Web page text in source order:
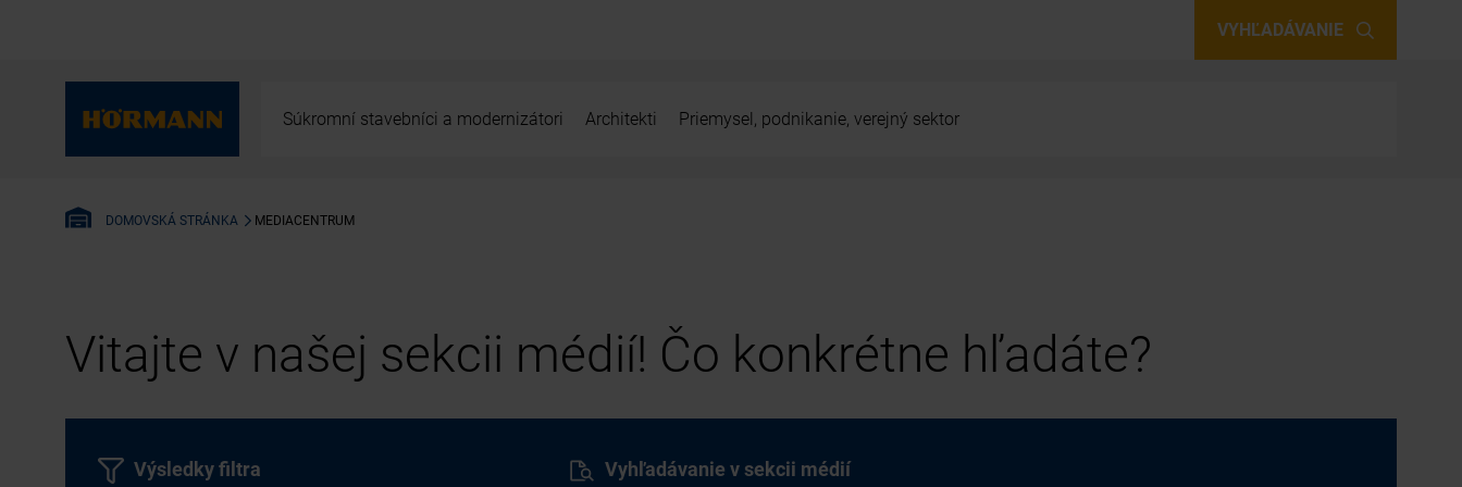
VYHĽADÁVANIE
Súkromní stavebníci a modernizátori Architekti Priemysel, podnikanie, verejný sektor
DOMOVSKÁ STRÁNKA MEDIACENTRUM
Vitajte v našej sekcii médií! Čo konkrétne hľadáte?
Vyhľadávanie v sekcii médií
Výsledky filtra